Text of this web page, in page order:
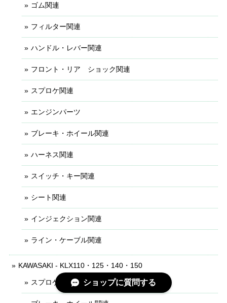
ゴム関連
フィルター関連
ハンドル・レバー関連
フロント・リア ショック関連
スプロケ関連
エンジンパーツ
ブレーキ・ホイール関連
ハーネス関連
スイッチ・キー関連
シート関連
インジェクション関連
ライン・ケーブル関連
KAWASAKI - KLX110・125・140・150
スプロケ関連 ショップに質問する